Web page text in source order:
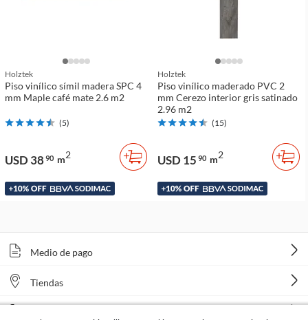
Holztek
Piso vinílico símil madera SPC 4
mm Maple café mate 2.6 m2
(5)
USD 3890 m2
Holztek
Piso vinílico maderado PVC 2
mm Cerezo interior gris satinado
2.96 m2
(15)
USD 15 90 m2
Medio de pago
Tiendas